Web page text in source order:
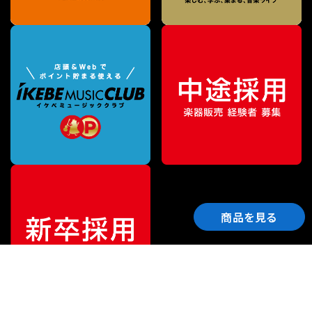
商品を見る